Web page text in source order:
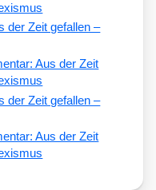
der Zeit gefallen –
Aus der Zeit
der Zeit gefallen –
Aus der Zeit